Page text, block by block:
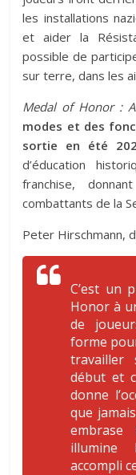
les installations
et aider la
possible de
sur terre, dans les
Medal of Honor :
modes et des
sortie en été
d’éducation
franchise,
combattants de la
Peter Hirschmann,
C’est un
Honor à
de
forme
travailler
début et
donne
que
embrase
illumine
accompli